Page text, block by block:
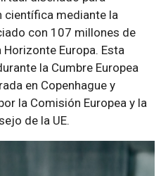
mediante la
con 107 millones de
Europa. Esta
la Cumbre Europea
en Copenhague y
la Comisión Europea y la
de la UE.